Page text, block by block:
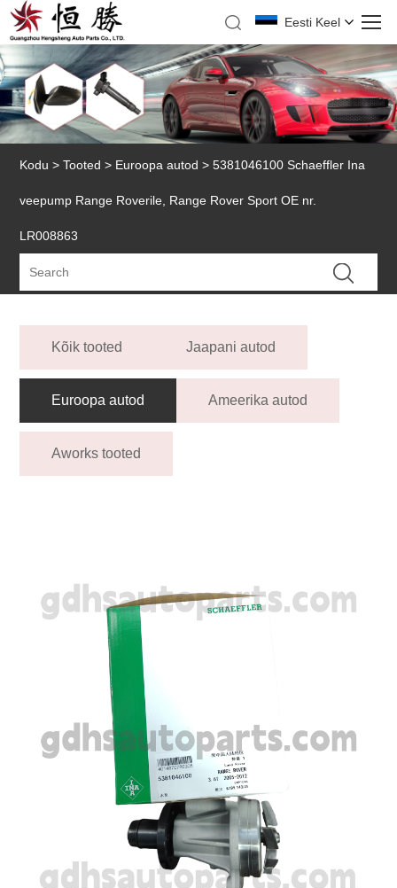
Eesti Keel
Kodu > Tooted > Euroopa autod > 5381046100 Schaeffler Ina
veepump Range Roverile, Range Rover Sport OE nr.
LR008863
Kõik tooted Jaapani autod
Euroopa autod Ameerika autod
Aworks tooted